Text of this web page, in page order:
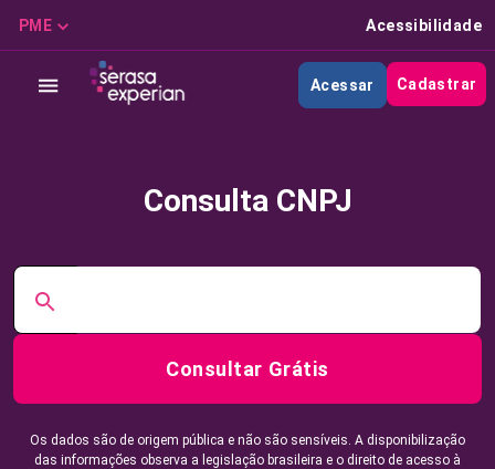
PME Acessibilidade
Acessar Cadastrar
Consulta CNPJ
Consultar Grátis
Os dados são de origem pública e não são sensíveis. A disponibilização
das informações observa a legislação brasileira e o direito de acesso à